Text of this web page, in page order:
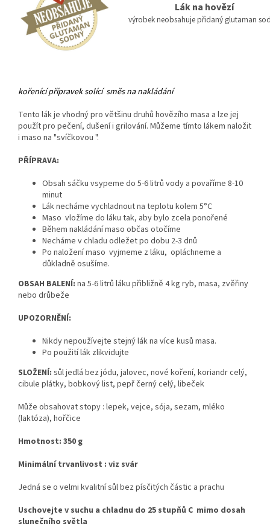
Lák na hovězí
výrobek neobsahuje přidaný glutaman
kořenící přípravek solící směs na nakládání
Tento lák je vhodný pro většinu druhů hovězího masa a lze jej
použít pro pečení, dušení i grilování. Můžeme tímto lákem naložit
i maso na "svíčkovou ".
PŘÍPRAVA:
Obsah sáčku vsypeme do 5-6 litrů vody a povaříme 8-10
minut
Lák necháme vychladnout na teplotu kolem 5°C
Maso vložíme do láku tak, aby bylo zcela ponořené
Během nakládání maso občas otočíme
Necháme v chladu odležet po dobu 2-3 dnů
Po naložení maso vyjmeme z láku, opláchneme a
důkladně osušíme.
OBSAH BALENÍ: na 5-6 litrů láku přibližně 4 kg ryb, masa, zvěřiny
nebo drůbeže
UPOZORNĚNÍ:
Nikdy nepoužívejte stejný lák na více kusů masa.
Po použití lák zlikvidujte
SLOŽENÍ: sůl jedlá bez jódu, jalovec, nové koření, koriandr celý,
cibule plátky, bobkový list, pepř černý celý, libeček
Může obsahovat stopy : lepek, vejce, sója, sezam, mléko
(laktóza), hořčice
Hmotnost: 350 g
Minimální trvanlivost : viz svár
Jedná se o velmi kvalitní sůl bez písčitých částic a prachu
Uschovejte v suchu a chladnu do 25 stupňů C mimo dosah
slunečního světla